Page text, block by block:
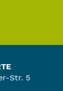
Str. 5